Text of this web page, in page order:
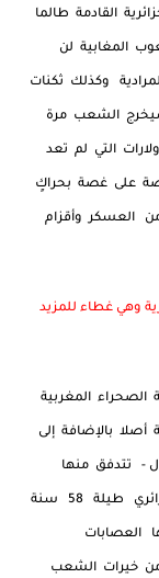
القادمة طالما
المغابية لن
وكذلك ثكنات
الشعب مرة
التي لم تعد
على غصة بحراكٍ
العسكر وأقزام
وهي غطاء للمزيد
المغربية
أصلا بالإضافة إلى
- تتدفق منها
ملايير الدولارات التي لم يستفد منها الشعب الجزائري طيلة 58 سنة
العصابات
من خيرات الشعب